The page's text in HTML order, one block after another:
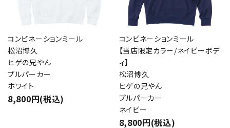
コンビネーションミール
松沼博久
ヒゲの兄やん
プルパーカー
ホワイト
8,800円(税込)
コンビネーションミール
【当店限定カラー/ネイビーボデ
ィ】
松沼博久
ヒゲの兄やん
プルパーカー
ネイビー
8,800円(税込)
検索する